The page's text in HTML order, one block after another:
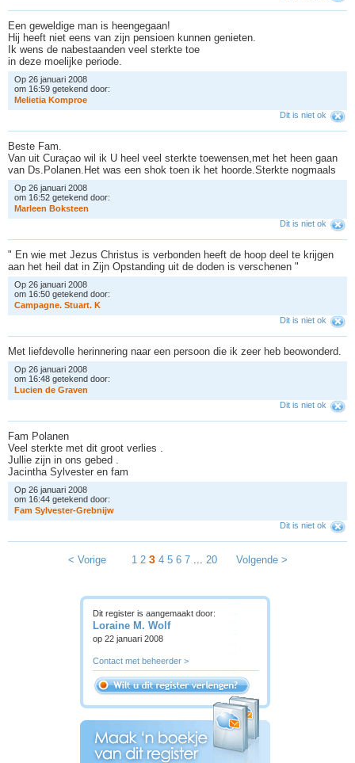
Een geweldige man is heengegaan!
Hij heeft niet eens van zijn pensioen kunnen genieten.
Ik wens de nabestaanden veel sterkte toe
in deze moelijke periode.
Op 26 januari 2008
om 16:59 getekend door:
Melietia Komproe
Dit is niet ok
Beste Fam.
Van uit Curaçao wil ik U heel veel sterkte toewensen,met het heen gaan
van Ds.Polanen.Het was een shok toen ik het hoorde.Sterkte nogmaals
Op 26 januari 2008
om 16:52 getekend door:
Marleen Boksteen
Dit is niet ok
" En wie met Jezus Christus is verbonden heeft de hoop deel te krijgen
aan het heil dat in Zijn Opstanding uit de doden is verschenen "
Op 26 januari 2008
om 16:50 getekend door:
Campagne. Stuart. K
Dit is niet ok
Met liefdevolle herinnering naar een persoon die ik zeer heb beowonderd.
Op 26 januari 2008
om 16:48 getekend door:
Lucien de Graven
Dit is niet ok
Fam Polanen
Veel sterkte met dit groot verlies .
Jullie zijn in ons gebed .
Jacintha Sylvester en fam
Op 26 januari 2008
om 16:44 getekend door:
Fam Sylvester-Grebnijw
Dit is niet ok
< Vorige 1 2 3 4 5 6 7... 20 Volgende >
Dit register is aangemaakt door:
Loraine M. Wolf
op 22 januari 2008
Contact met beheerder >